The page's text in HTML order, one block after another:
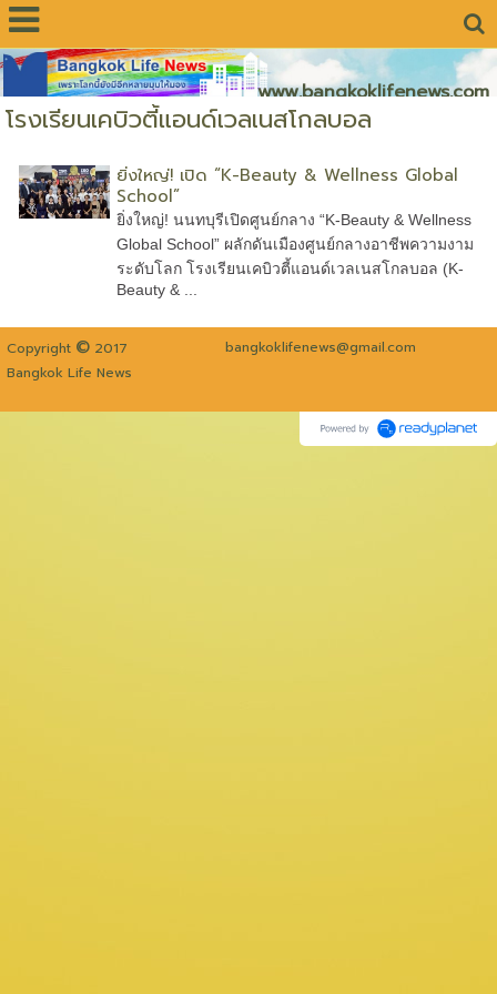
www.bangkoklifenews.com
โรงเรียนเคบิวตี้แอนด์เวลเนสโกลบอล
ยิ่งใหญ่! เปิด “K-Beauty & Wellness Global
School”
ยิ่งใหญ่! นนทบุรีเปิดศูนย์กลาง “K-Beauty & Wellness
Global School” ผลักดันเมืองศูนย์กลางอาชีพความงาม
ระดับโลก โรงเรียนเคบิวตี้แอนด์เวลเนสโกลบอล (K-
Beauty & ...
Copyright © 2017
bangkoklifenews@gmail.com
Bangkok Life News